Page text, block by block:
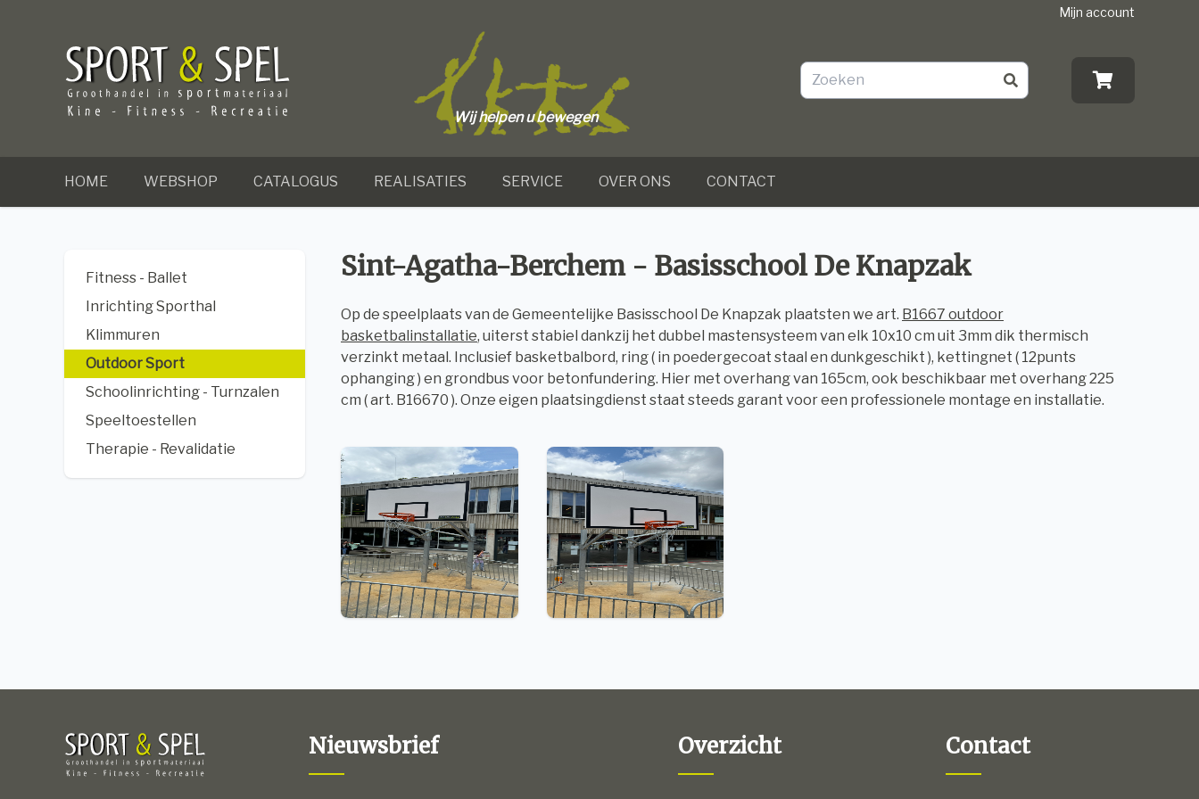
Mijn account
Wij helpen u bewegen
HOME WEBSHOP CATALOGUS REALISATIES SERVICE OVER ONS CONTACT
Fitness - Ballet
Inrichting Sporthal
Klimmuren
Outdoor Sport
Schoolinrichting - Turnzalen
Speeltoestellen
Therapie - Revalidatie
Sint-Agatha-Berchem - Basisschool De Knapzak
Op de speelplaats van de Gemeentelijke Basisschool De Knapzak plaatsten we art. B1667 outdoor
basketbalinstallatie, uiterst stabiel dankzij het dubbel mastensysteem van elk 10x10 cm uit 3mm dik thermisch
verzinkt metaal. Inclusief basketbalbord, ring ( in poedergecoat staal en dunkgeschikt ), kettingnet ( 12punts
ophanging ) en grondbus voor betonfundering. Hier met overhang van 165cm, ook beschikbaar met overhang 225
cm ( art. B16670 ). Onze eigen plaatsingdienst staat steeds garant voor een professionele montage en installatie.
Nieuwsbrief Overzicht Contact